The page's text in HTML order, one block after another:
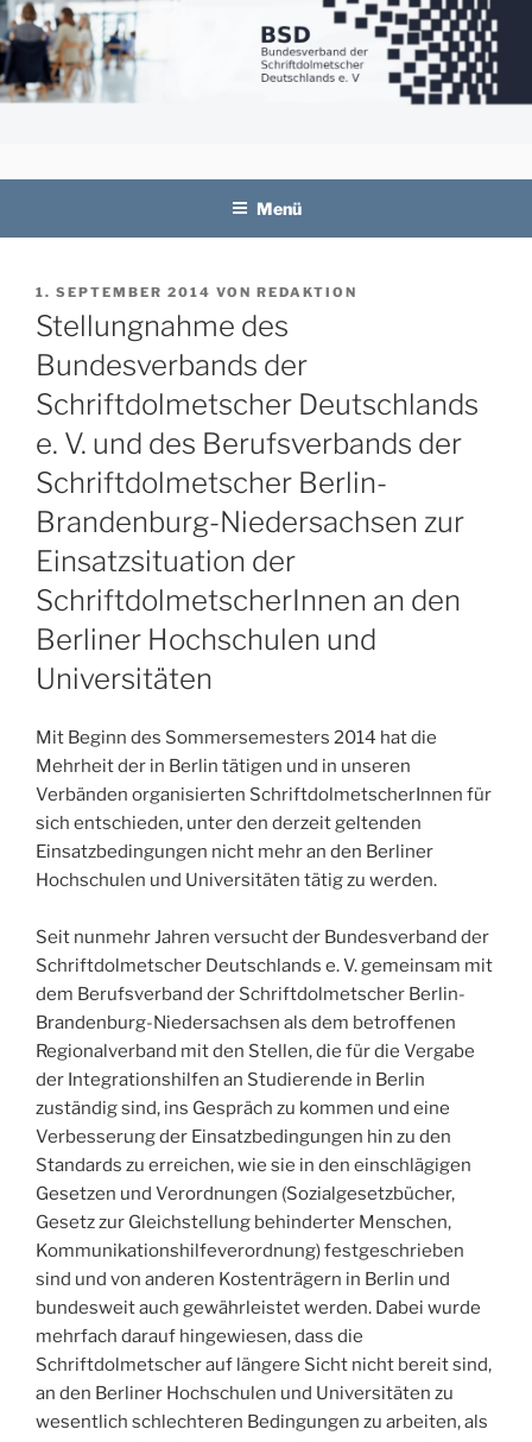
Zum
Inhalt
springen
BSD
Bundesverband der Schriftdolmetscher
Menü
VERÖFFENTLICHT
AM
1. SEPTEMBER 2014 VON REDAKTION
Stellungnahme des
Bundesverbands der
Schriftdolmetscher Deutschlands
e. V. und des Berufsverbands der
Schriftdolmetscher Berlin-
Brandenburg-Niedersachsen zur
Einsatzsituation der
SchriftdolmetscherInnen an den
Berliner Hochschulen und
Universitäten
Mit Beginn des Sommersemesters 2014 hat die
Mehrheit der in Berlin tätigen und in unseren
Verbänden organisierten SchriftdolmetscherInnen für
sich entschieden, unter den derzeit geltenden
Einsatzbedingungen nicht mehr an den Berliner
Hochschulen und Universitäten tätig zu werden.
Seit nunmehr Jahren versucht der Bundesverband der
Schriftdolmetscher Deutschlands e. V. gemeinsam mit
dem Berufsverband der Schriftdolmetscher Berlin-
Brandenburg-Niedersachsen als dem betroffenen
Regionalverband mit den Stellen, die für die Vergabe
der Integrationshilfen an Studierende in Berlin
zuständig sind, ins Gespräch zu kommen und eine
Verbesserung der Einsatzbedingungen hin zu den
Standards zu erreichen, wie sie in den einschlägigen
Gesetzen und Verordnungen (Sozialgesetzbücher,
Gesetz zur Gleichstellung behinderter Menschen,
Kommunikationshilfeverordnung) festgeschrieben
sind und von anderen Kostenträgern in Berlin und
bundesweit auch gewährleistet werden. Dabei wurde
mehrfach darauf hingewiesen, dass die
Schriftdolmetscher auf längere Sicht nicht bereit sind,
an den Berliner Hochschulen und Universitäten zu
wesentlich schlechteren Bedingungen zu arbeiten, als